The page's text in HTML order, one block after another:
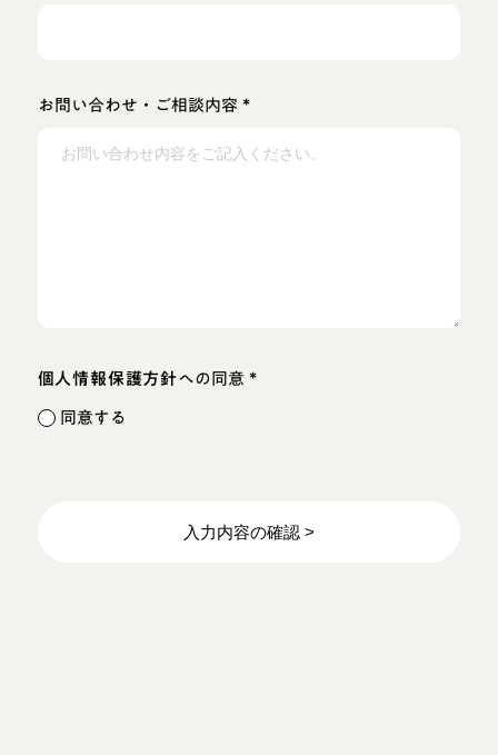
お問い合わせ・ご相談内容 *
個人情報保護方針への同意 *
同意する